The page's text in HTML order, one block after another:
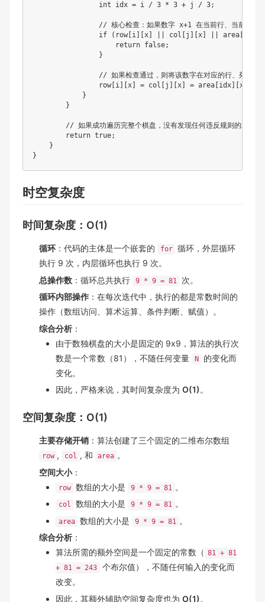
int idx = i / 3 * 3 + j / 3;
// 核心检查：如果数字 x+1 在当前行、当前列或
if
( row i x col j x area
return false;
}
// 如果检查通过，则将该数字在对应的行、列和子
                row
i x = col j x = area idx x
}
}
// 如果成功遍历完整个棋盘，没有发现任何违反规则的地方，
return true;
}
}
时空复杂度
时间复杂度：O(1)
循环 ：代码的主体是一个嵌套的 for 循环，外层循环
执行 9 次，内层循环也执行 9 次。
总操作数 ：循环总共执行 9 * 9 = 81
次。
循环内部操作 ：在每次迭代中，执行的都是常数时间的
操作（数组访问、算术运算、条件判断、赋值）。
综合分析 ：
由于数独棋盘的大小是固定的 9x9，算法的执行次
数是一个常数（81），不随任何变量
N
的变化而
变化。
因此，严格来说，其时间复杂度为 O(1) 。
空间复杂度：O(1)
主要存储开销 ：算法创建了三个固定的二维布尔数组
row , col , 和 area 。
空间大小：
row 数组的大小是 9 * 9 = 81 。
col 数组的大小是 9 * 9 = 81 。
area 数组的大小是 9 * 9 = 81 。
综合分析 ：
算法所需的额外空间是一个固定的常数（ 81 + 81
+ 81 = 243
个布尔值），不随任何输入的变化而
改变。
因此，其额外辅助空间复杂度也为 O(1) 。